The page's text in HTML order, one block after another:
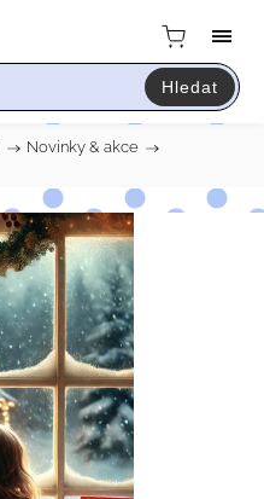
Hledat
/ Novinky & akce /